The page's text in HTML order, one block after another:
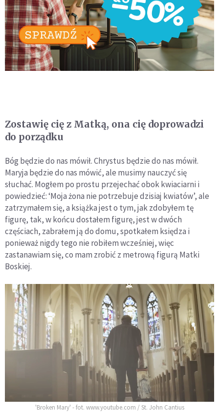
Zostawię cię z Matką, ona cię doprowadzi
do porządku
Bóg będzie do nas mówił. Chrystus będzie do nas mówił.
Maryja będzie do nas mówić, ale musimy nauczyć się
słuchać. Mogłem po prostu przejechać obok kwiaciarni i
powiedzieć: ‘Moja żona nie potrzebuje dzisiaj kwiatów’, ale
zatrzymałem się, a książka jest o tym, jak zdobyłem tę
figurę, tak, w końcu dostałem figurę, jest w dwóch
częściach, zabrałem ją do domu, spotkałem księdza i
ponieważ nigdy tego nie robiłem wcześniej, więc
zastanawiam się, co mam zrobić z metrową figurą Matki
Boskiej.
'Broken Mary' - fot. www.youtube.com / St. John Cantius